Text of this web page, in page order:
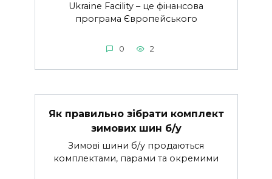
Ukraine Facility – це фінансова
програма Європейського
0 2
Як правильно зібрати комплект
зимових шин б/у
Зимові шини б/у продаються
комплектами, парами та окремими